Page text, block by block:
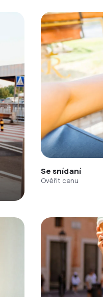
Se snídaní
Ověřit cenu